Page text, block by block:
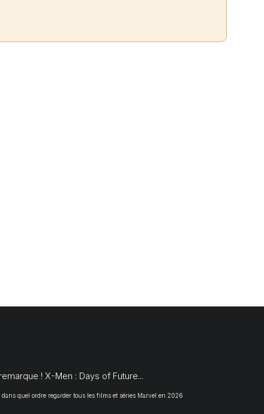
! X-Men : Days of Future...
quel ordre regarder tous les films et séries Marvel en 2026